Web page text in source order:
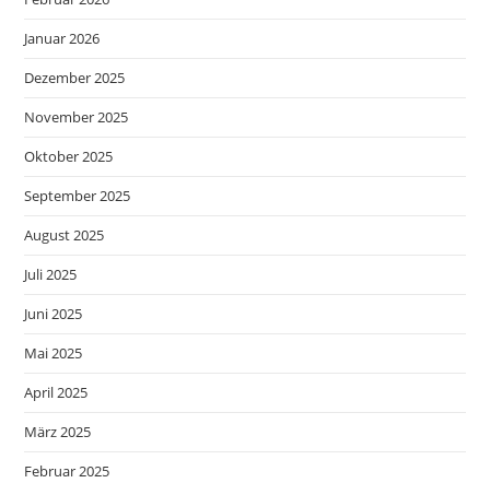
Januar 2026
Dezember 2025
November 2025
Oktober 2025
September 2025
August 2025
Juli 2025
Juni 2025
Mai 2025
April 2025
März 2025
Februar 2025